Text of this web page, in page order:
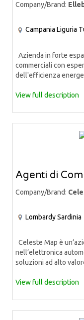
Company/Brand:
Campania Liguria
Azienda in forte
commerciali con
dell'efficienza
View full description
Agenti di
Company/Brand:
LombardySardinia
Celeste Map è
nell’elettronica
soluzioni ad alto
View full description